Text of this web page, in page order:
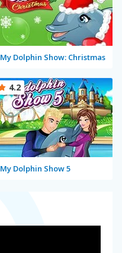
My Dolphin Show: Christmas
My Dolphin Show 5
4.2